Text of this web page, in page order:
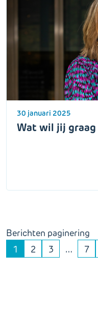
30 januari 2025
Wat wil jij
Berichten paginering
1
2 3 … 7